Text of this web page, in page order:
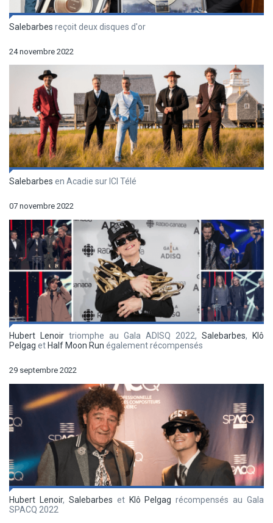
Salebarbes reçoit deux disques d'or
24 novembre 2022
Salebarbes en Acadie sur ICI Télé
07 novembre 2022
Hubert Lenoir triomphe au Gala ADISQ 2022, Salebarbes,
Klô
Pelgag et Half Moon Run également récompensés
29 septembre 2022
Hubert Lenoir, Salebarbes et Klô Pelgag récompensés au Gala
SPACQ 2022